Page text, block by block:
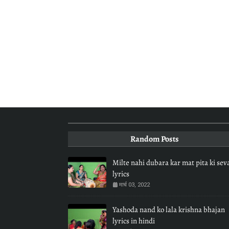
Random Posts
Milte nahi dubara kar mat pita ki
lyrics
मार्च 03, 2022
Yashoda nand ko lala krishna bhajan
lyrics in hindi